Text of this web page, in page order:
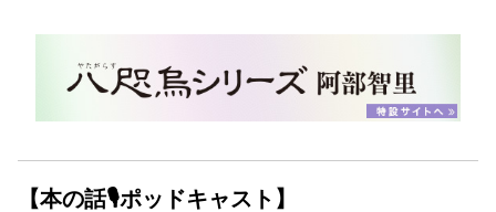
【本の話🎙ポッドキャスト】